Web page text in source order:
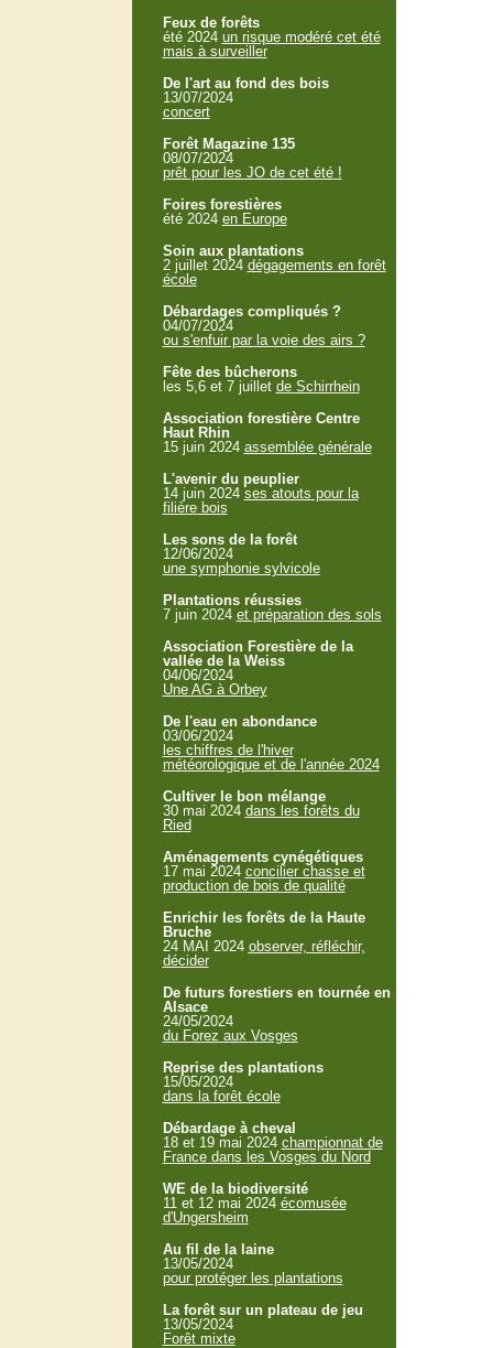
Feux de forêts
été 2024 un risque modéré cet été
mais à surveiller
De l'art au fond des bois
13/07/2024
concert
Forêt Magazine 135
08/07/2024
prêt pour les JO de cet été !
Foires forestières
été 2024 en Europe
Soin aux plantations
2 juillet 2024 dégagements en forêt
école
Débardages compliqués ?
04/07/2024
ou s'enfuir par la voie des airs ?
Fête des bûcherons
les 5,6 et 7 juillet de Schirrhein
Association forestière Centre
Haut Rhin
15 juin 2024 assemblée générale
L'avenir du peuplier
14 juin 2024 ses atouts pour la
filière bois
Les sons de la forêt
12/06/2024
une symphonie sylvicole
Plantations réussies
7 juin 2024 et préparation des sols
Association Forestière de la
vallée de la Weiss
04/06/2024
Une AG à Orbey
De l'eau en abondance
03/06/2024
les chiffres de l'hiver
météorologique et de l'année 2024
Cultiver le bon mélange
30 mai 2024 dans les forêts du
Ried
Aménagements cynégétiques
17 mai 2024 concilier chasse et
production de bois de qualité
Enrichir les forêts de la Haute
Bruche
24 MAI 2024 observer, réfléchir,
décider
De futurs forestiers en tournée en
Alsace
24/05/2024
du Forez aux Vosges
Reprise des plantations
15/05/2024
dans la forêt école
Débardage à cheval
18 et 19 mai 2024 championnat de
France dans les Vosges du Nord
WE de la biodiversité
11 et 12 mai 2024 écomusée
d'Ungersheim
Au fil de la laine
13/05/2024
pour protéger les plantations
La forêt sur un plateau de jeu
13/05/2024
Forêt mixte